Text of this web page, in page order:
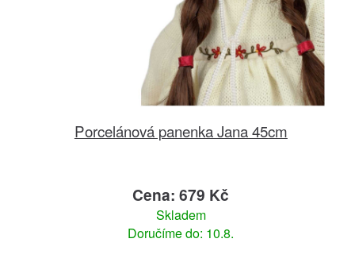
Porcelánová panenka Jana 45cm
Cena: 679 Kč
Skladem
Doručíme do: 10.8.